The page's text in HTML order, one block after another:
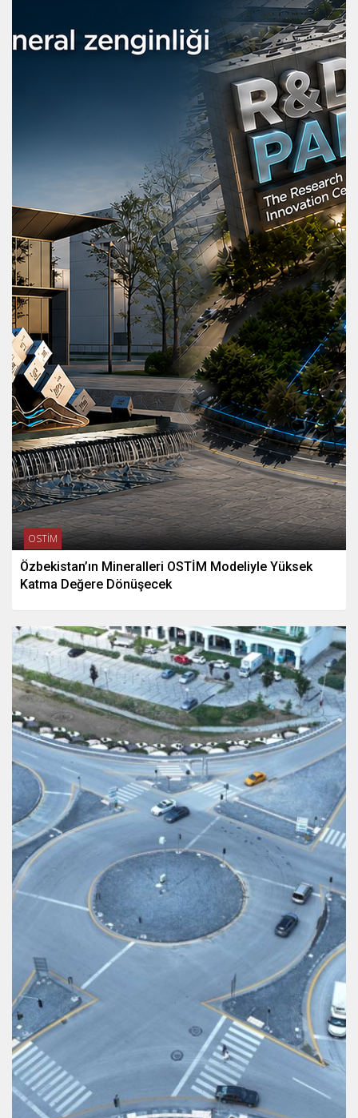
OSTİM
Özbekistan’ın Mineralleri OSTİM Modeliyle Yüksek
Katma Değere Dönüşecek